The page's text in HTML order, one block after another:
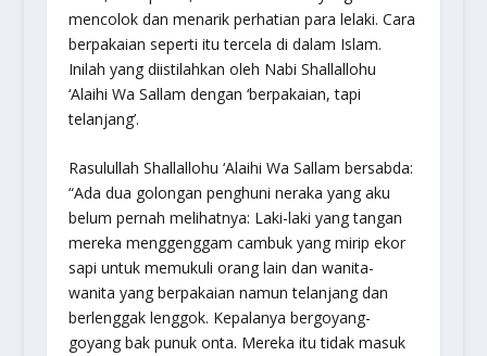
mencolok dan menarik perhatian para lelaki. Cara
berpakaian seperti itu tercela di dalam Islam.
Inilah yang diistilahkan oleh Nabi Shallallohu
‘Alaihi Wa Sallam dengan ‘berpakaian, tapi
telanjang’.
Rasulullah Shallallohu ‘Alaihi Wa Sallam bersabda:
“Ada dua golongan penghuni neraka yang aku
belum pernah melihatnya: Laki-laki yang tangan
mereka menggenggam cambuk yang mirip ekor
sapi untuk memukuli orang lain dan wanita-
wanita yang berpakaian namun telanjang dan
berlenggak lenggok. Kepalanya bergoyang-
goyang bak punuk onta. Mereka itu tidak masuk